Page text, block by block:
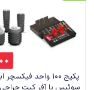
پکیج 100 واحد
سوئیس با آفر کیت جراحی